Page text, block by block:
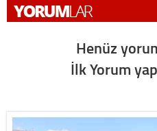
Henüz
İlk Yorum